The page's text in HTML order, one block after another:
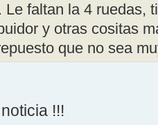
Le faltan la 4 ruedas,
y otras cositas
que no sea
!!!